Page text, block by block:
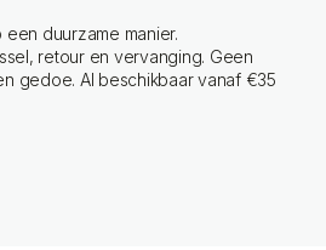
duurzame manier.
retour en vervanging. Geen
gedoe. Al beschikbaar vanaf €35